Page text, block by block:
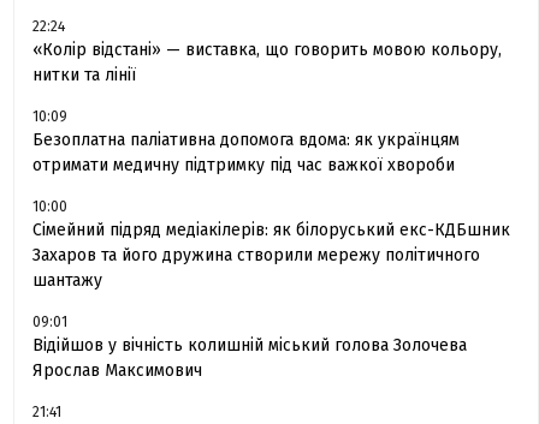
22:24
«Колір відстані» — виставка, що говорить мовою кольору,
нитки та лінії
10:09
Безоплатна паліативна допомога вдома: як українцям
отримати медичну підтримку під час важкої хвороби
10:00
Сімейний підряд медіакілерів: як білоруський екс-КДБшник
Захаров та його дружина створили мережу політичного
шантажу
09:01
Відійшов у вічність колишній міський голова Золочева
Ярослав Максимович
21:41